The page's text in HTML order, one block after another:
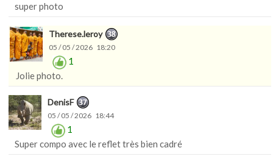
super photo
Therese.leroy
05 / 05 / 2026 18:20
1
Jolie photo.
DenisF
05 / 05 / 2026 18:44
1
Super compo avec le reflet très bien cadré